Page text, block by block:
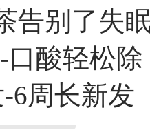
告别了失
口酸轻松除
6周长新发